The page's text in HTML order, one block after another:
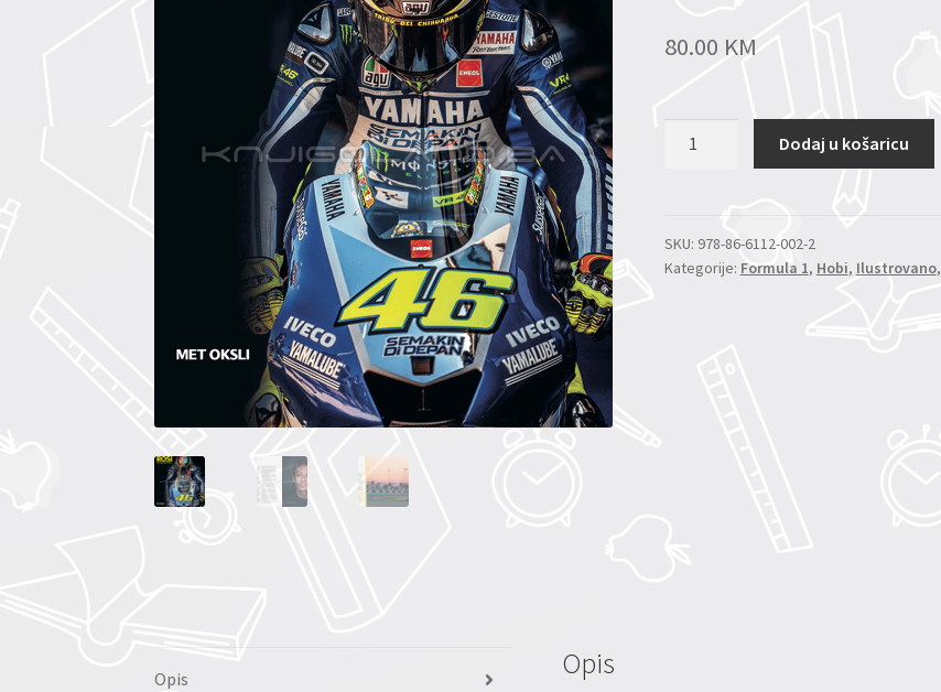
80.00 KM
NJEGOVE
TRKE
količina
Dodaj u košaricu
SKU: 978-86-6112-002-2
Kategorije: Formula 1, Hobi, Ilustrovano,
Opis Opis